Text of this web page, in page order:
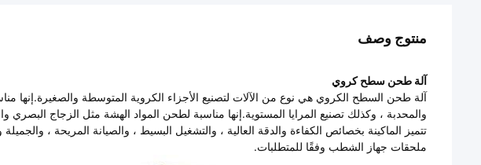
منتوج وصف
آلة طحن سطح كروي
آلة طحن السطح الكروي هي نوع من الآلات لتصنيع الأجزاء الكروية المتوسطة والصغيرة.إنها
والمحدبة ، وكذلك تصنيع المرايا المستوية.إنها مناسبة لطحن المواد الهشة مثل الزجاج البصري
تتميز الماكينة بخصائص الكفاءة والدقة العالية ، والتشغيل البسيط ، والصيانة المريحة ،
ملحقات جهاز الشطب وفقًا للمتطلبات.